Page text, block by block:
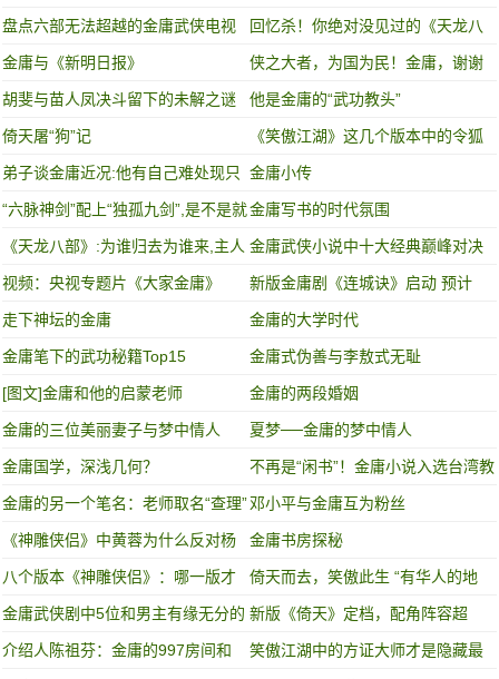
选择华筝？
盘点六部无法超越的金庸武侠电视
剧
回忆杀！你绝对没见过的《天龙八
部》珍藏照
金庸与《新明日报》
侠之大者，为国为民！金庸，谢谢
你留下的侠义!
胡斐与苗人凤决斗留下的未解之谜 他是金庸的“武功教头”
倚天屠“狗”记
《笑傲江湖》这几个版本中的令狐
冲谁最符合你心中的形象?
弟子谈金庸近况:他有自己难处现只
想过普通生活
金庸小传
“六脉神剑”配上“独孤九剑”,是不是就
天下无敌了?
金庸写书的时代氛围
《天龙八部》:为谁归去为谁来,主人
恩重朱帘卷
金庸武侠小说中十大经典巅峰对决
视频：央视专题片《大家金庸》
新版金庸剧《连城诀》启动 预计
2019年初开拍
走下神坛的金庸 金庸的大学时代
金庸笔下的武功秘籍Top15 金庸式伪善与李敖式无耻
[图文]金庸和他的启蒙老师 金庸的两段婚姻
金庸的三位美丽妻子与梦中情人 夏梦──金庸的梦中情人
金庸国学，深浅几何？
不再是“闲书”！金庸小说入选台湾教
科书试卷
金庸的另一个笔名：老师取名“查理”邓小平与金庸互为粉丝
《神雕侠侣》中黄蓉为什么反对杨
过娶小龙女？
金庸书房探秘
八个版本《神雕侠侣》：哪一版才
是童年的最爱
倚天而去，笑傲此生 “有华人的地
方，就有金庸的武侠”
金庸武侠剧中5位和男主有缘无分的
女子
新版《倚天》定档，配角阵容超
强，有望成为金庸武侠经典作品
介绍人陈祖芬：金庸的997房间和
笑傲江湖中的方证大师才是隐藏最